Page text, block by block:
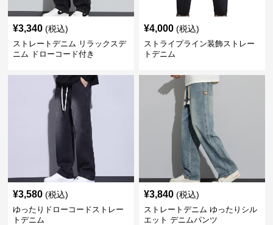
¥3,340 (税込)
ストレートデニム リラックスデ
ニム ドローコード付き
¥4,000 (税込)
ストライプライン装飾ストレー
トデニム
¥3,580 (税込)
ゆったりドローコードストレー
トデニム
¥3,840 (税込)
ストレートデニム ゆったりシル
エット デニムパンツ